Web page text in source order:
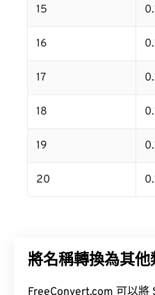
15
16
17
18
19
20
將名稱轉換為其他